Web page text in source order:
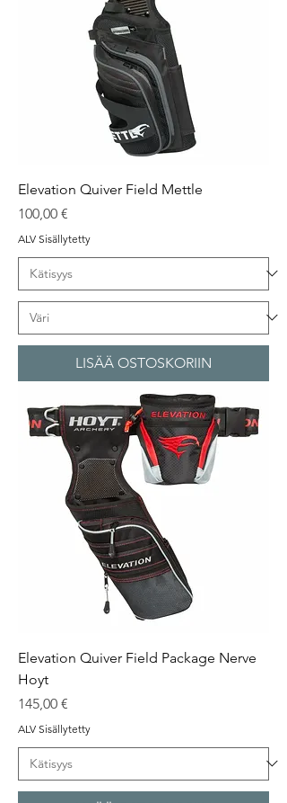
Elevation Quiver Field Mettle
Hinta
100,00 €
ALV Sisällytetty
LISÄÄ OSTOSKORIIN
Elevation Quiver Field Package Nerve
Hoyt
Hinta
145,00 €
ALV Sisällytetty